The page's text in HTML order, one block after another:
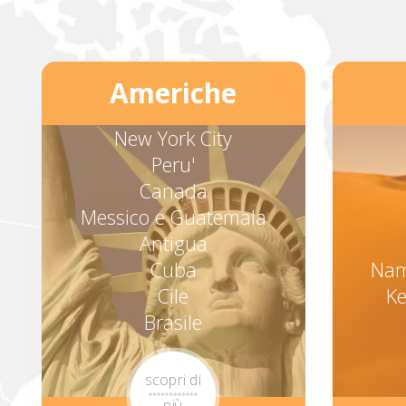
Americhe
New York City
Peru'
Canada
Messico e Guatemala
Antigua
Cuba
Cile
Brasile
scopri di